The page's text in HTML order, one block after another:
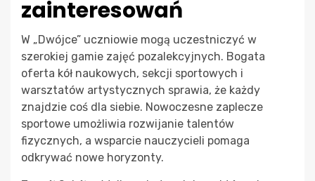
zainteresowań
W „Dwójce” uczniowie mogą uczestniczyć w
szerokiej gamie zajęć pozalekcyjnych. Bogata
oferta kół naukowych, sekcji sportowych i
warsztatów artystycznych sprawia, że każdy
znajdzie coś dla siebie. Nowoczesne zaplecze
sportowe umożliwia rozwijanie talentów
fizycznych, a wsparcie nauczycieli pomaga
odkrywać nowe horyzonty.